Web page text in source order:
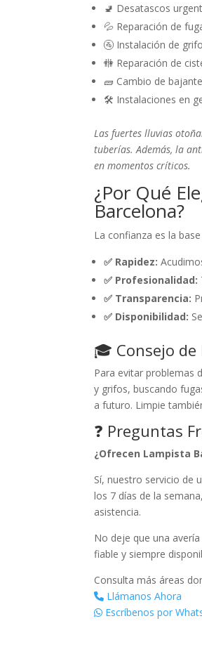
🚽 Desatascos
💦 Reparación de
🚰 Instalación de
🚻 Reparación de
🧱 Cambio de
🛠️ Instalaciones en
Las fuertes lluvias
tuberías. Además, la
en momentos críticos.
¿Por Qué
Barcelona?
La confianza es la
✅ Rapidez:
✅ Profesionalidad:
✅ Transparencia:
✅ Disponibilidad:
🎓 Consejo
Para evitar problemas
y grifos, buscando
a futuro. Limpie
❓ Preguntas
¿Ofrecen Lampista
Sí, nuestro servicio de
los 7 días de la
asistencia.
No deje que una
fiable y siempre
Consulta más áreas
Llámanos Ahora
Escríbenos por